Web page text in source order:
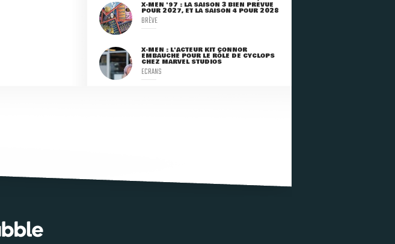
X-MEN '97 : LA SAISON 3 BIEN PRÉVUE
POUR 2027, ET LA SAISON 4 POUR 2028
BRÈVE
X-MEN : L'ACTEUR KIT CONNOR
EMBAUCHÉ POUR LE RÔLE DE CYCLOPS
CHEZ MARVEL STUDIOS
ECRANS